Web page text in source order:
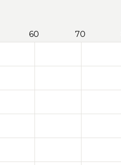
60 70